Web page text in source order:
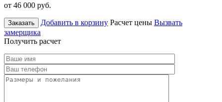
от 46 000 руб.
Заказать Добавить в корзину Расчет цены Вызвать
замерщика
Получить расчет